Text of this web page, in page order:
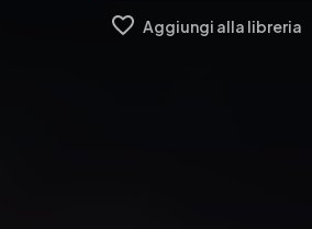
Aggiungi alla libreria